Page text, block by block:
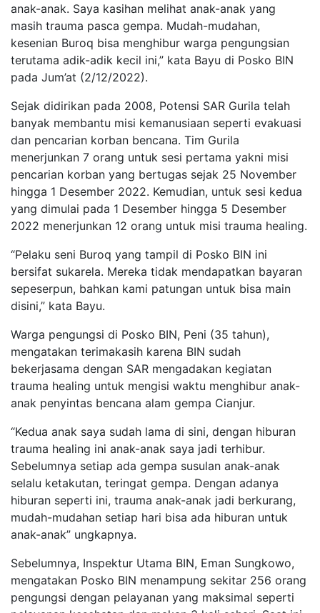
anak-anak. Saya kasihan melihat anak-anak yang
masih trauma pasca gempa. Mudah-mudahan,
kesenian Buroq bisa menghibur warga pengungsian
terutama adik-adik kecil ini,” kata Bayu di Posko BIN
pada Jum’at (2/12/2022).
Sejak didirikan pada 2008, Potensi SAR Gurila telah
banyak membantu misi kemanusiaan seperti evakuasi
dan pencarian korban bencana. Tim Gurila
menerjunkan 7 orang untuk sesi pertama yakni misi
pencarian korban yang bertugas sejak 25 November
hingga 1 Desember 2022. Kemudian, untuk sesi kedua
yang dimulai pada 1 Desember hingga 5 Desember
2022 menerjunkan 12 orang untuk misi trauma healing.
“Pelaku seni Buroq yang tampil di Posko BIN ini
bersifat sukarela. Mereka tidak mendapatkan bayaran
sepeserpun, bahkan kami patungan untuk bisa main
disini,” kata Bayu.
Warga pengungsi di Posko BIN, Peni (35 tahun),
mengatakan terimakasih karena BIN sudah
bekerjasama dengan SAR mengadakan kegiatan
trauma healing untuk mengisi waktu menghibur anak-
anak penyintas bencana alam gempa Cianjur.
“Kedua anak saya sudah lama di sini, dengan hiburan
trauma healing ini anak-anak saya jadi terhibur.
Sebelumnya setiap ada gempa susulan anak-anak
selalu ketakutan, teringat gempa. Dengan adanya
hiburan seperti ini, trauma anak-anak jadi berkurang,
mudah-mudahan setiap hari bisa ada hiburan untuk
anak-anak” ungkapnya.
Sebelumnya, Inspektur Utama BIN, Eman Sungkowo,
mengatakan Posko BIN menampung sekitar 256 orang
pengungsi dengan pelayanan yang maksimal seperti